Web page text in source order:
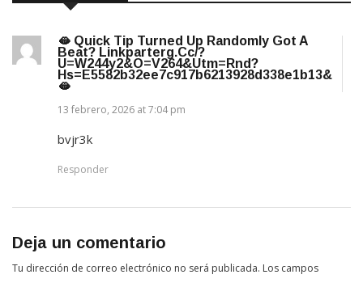
🫦 Quick Tip Turned Up Randomly Got A
Beat? Linkparterg.cc/?
U=w244y2&o=v264&utm=rnd?
Hs=e5582b32ee7c917b6213928d338e1b13&
🫦
13 febrero, 2026 at 7:04 pm
bvjr3k
Responder
Deja un comentario
Tu dirección de correo electrónico no será publicada. Los campos